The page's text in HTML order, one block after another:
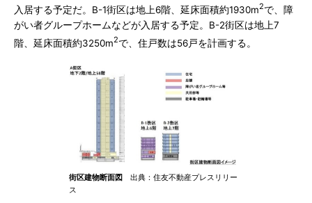
入居する予定だ。B-1街区は地上6階、延床面積約1930m2で、障
がい者グループホームなどが入居する予定。B-2街区は地上7
階、延床面積約3250m2で、住戸数は56戸を計画する。
街区建物断面図 出典：住友不動産プレスリリー
ス